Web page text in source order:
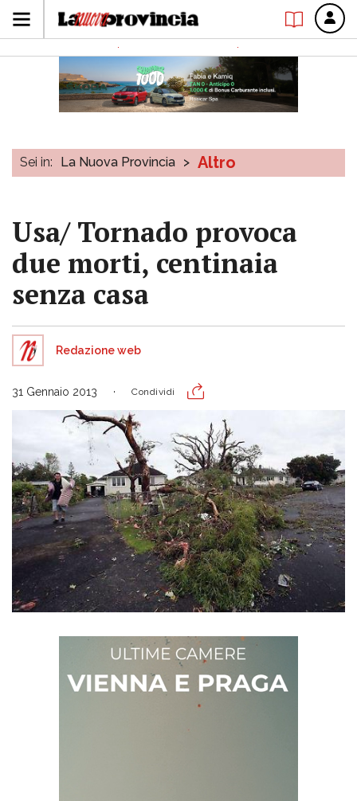
Sei in: La Nuova Provincia > Altro
Usa/ Tornado provoca
due morti, centinaia
senza casa
Redazione web
31 Gennaio 2013 Condividi